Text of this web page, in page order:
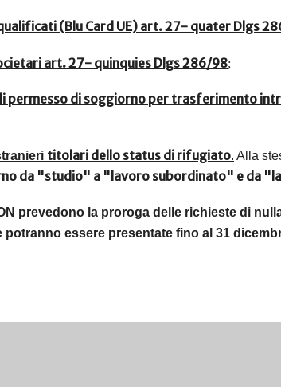
(Blu Card UE) art. 27- quater Dlgs
art. 27- quinquies Dlgs 286/98;
permesso di soggiorno per trasferimento
titolari dello status di rifugiato. Alla
da "studio" a "lavoro subordinato" e da
prevedono la proroga delle richieste di
potranno essere presentate fino al 31